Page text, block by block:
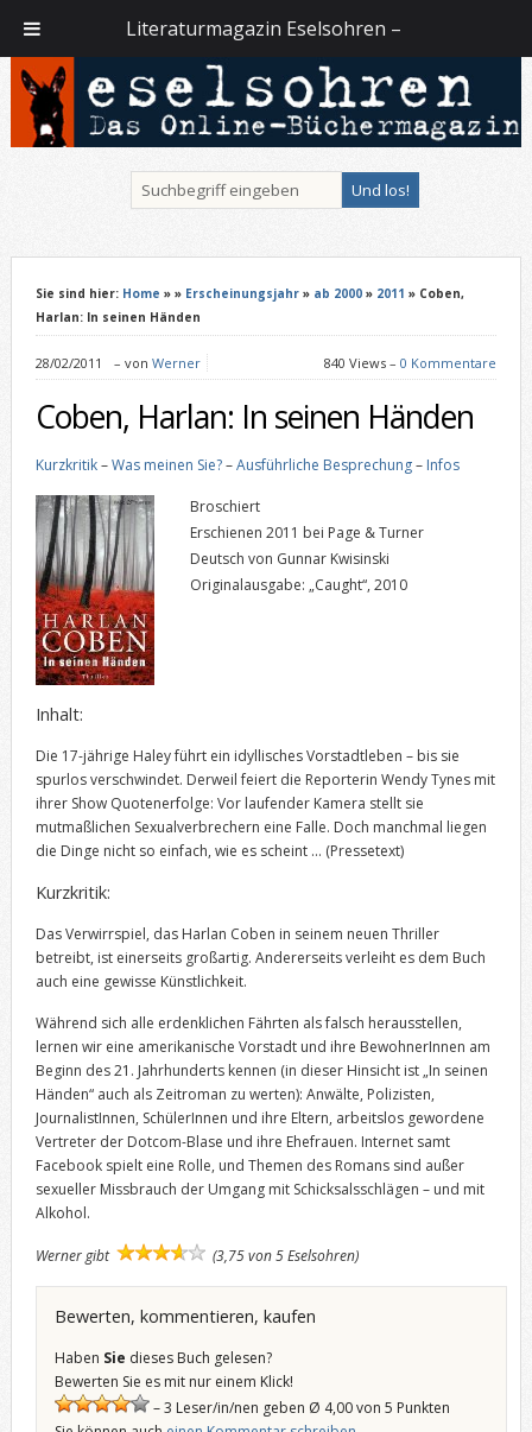
Sie sind hier: Home » » Erscheinungsjahr» ab 2000» 2011 » Coben,
Harlan: In seinen Händen
28/02/2011 – von Werner 840 Views –0 Kommentare
Coben, Harlan: In seinen Händen
Kurzkritik–Was meinen Sie?–Ausführliche Besprechung– Infos
Broschiert
Erschienen 2011 bei Page & Turner
Deutsch von Gunnar Kwisinski
Originalausgabe: „Caught“, 2010
Inhalt:
Die 17-jährige Haley führt ein idyllisches Vorstadtleben – bis sie
spurlos verschwindet. Derweil feiert die Reporterin Wendy Tynes mit
ihrer Show Quotenerfolge: Vor laufender Kamera stellt sie
mutmaßlichen Sexualverbrechern eine Falle. Doch manchmal liegen
die Dinge nicht so einfach, wie es scheint … (Pressetext)
Kurzkritik:
Das Verwirrspiel, das Harlan Coben in seinem neuen Thriller
betreibt, ist einerseits großartig. Andererseits verleiht es dem Buch
auch eine gewisse Künstlichkeit.
Während sich alle erdenklichen Fährten als falsch herausstellen,
lernen wir eine amerikanische Vorstadt und ihre BewohnerInnen am
Beginn des 21. Jahrhunderts kennen (in dieser Hinsicht ist „In seinen
Händen“ auch als Zeitroman zu werten): Anwälte, Polizisten,
JournalistInnen, SchülerInnen und ihre Eltern, arbeitslos gewordene
Vertreter der Dotcom-Blase und ihre Ehefrauen. Internet samt
Facebook spielt eine Rolle, und Themen des Romans sind außer
sexueller Missbrauch der Umgang mit Schicksalsschlägen – und mit
Alkohol.
Werner gibt (3,75 von 5 Eselsohren)
Bewerten, kommentieren, kaufen
Haben Sie dieses Buch gelesen?
Bewerten Sie es mit nur einem Klick!
– 3 Leser/in/nen geben Ø 4,00 von 5 Punkten
Literaturmagazin Eselsohren –